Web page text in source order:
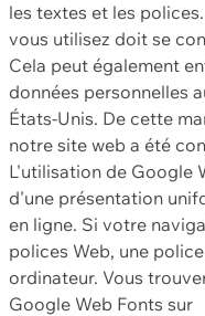
les textes et les
vous utilisez doit se
Cela peut également
données personnelles
États-Unis. De cette
notre site web a été
L'utilisation de Google
d'une présentation
en ligne. Si votre
polices Web, une
ordinateur. Vous
Google Web Fonts sur